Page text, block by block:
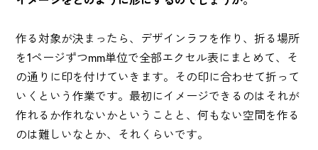
作る対象が決まったら、デザインラフを作り、折る場所
を1ページずつmm単位で全部エクセル表にまとめて、そ
の通りに印を付けていきます。その印に合わせて折って
いくという作業です。最初にイメージできるのはそれが
作れるか作れないかということと、何もない空間を作る
のは難しいなとか、それくらいです。